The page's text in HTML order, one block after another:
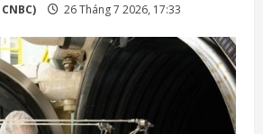
26 Tháng 7 2026, 17:33